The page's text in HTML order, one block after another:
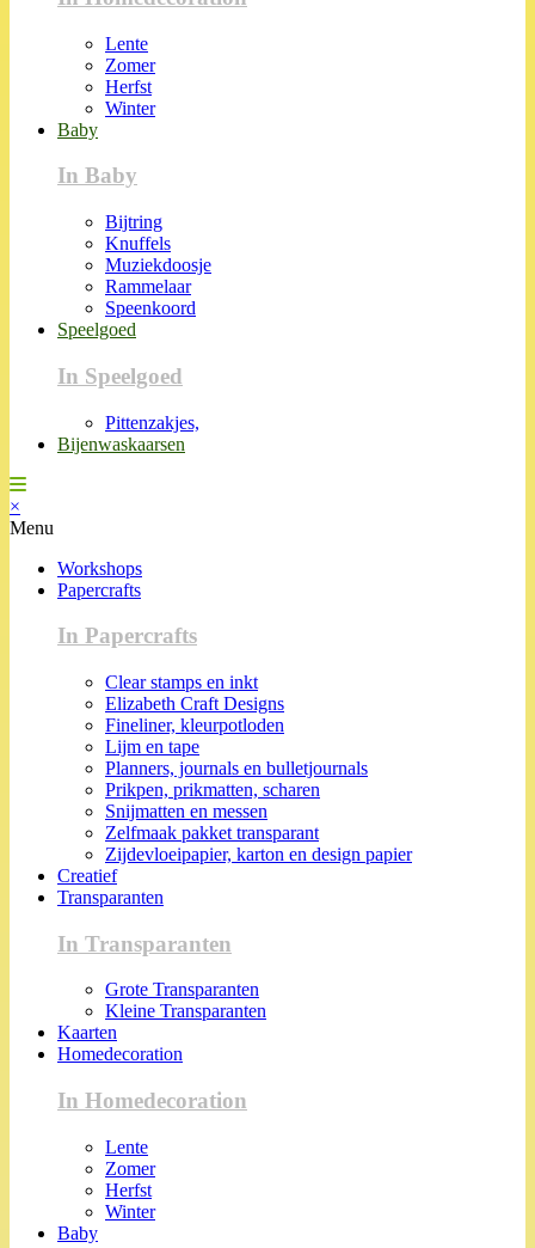
Lente
Zomer
Herfst
Winter
Baby
In Baby
Bijtring
Knuffels
Muziekdoosje
Rammelaar
Speenkoord
Speelgoed
In Speelgoed
Pittenzakjes,
Bijenwaskaarsen
×
Menu
Workshops
Papercrafts
In Papercrafts
Clear stamps en inkt
Elizabeth Craft Designs
Fineliner, kleurpotloden
Lijm en tape
Planners, journals en bulletjournals
Prikpen, prikmatten, scharen
Snijmatten en messen
Zelfmaak pakket transparant
Zijdevloeipapier, karton en design papier
Creatief
Transparanten
In Transparanten
Grote Transparanten
Kleine Transparanten
Kaarten
Homedecoration
In Homedecoration
Lente
Zomer
Herfst
Winter
Baby